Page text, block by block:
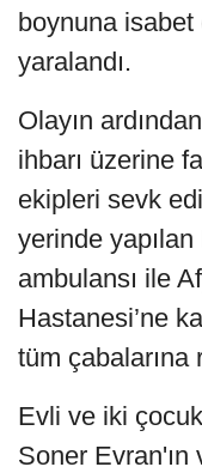
boynuna isabet
yaralandı.
Olayın
ihbarı üzerine
ekipleri sevk
yerinde
ambulansı ile
Hastanesi’ne
tüm çabalarına
Evli ve iki
Soner Evran'ın